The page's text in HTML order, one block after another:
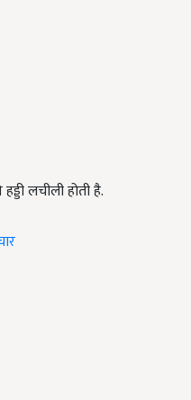
लचीली होती है.